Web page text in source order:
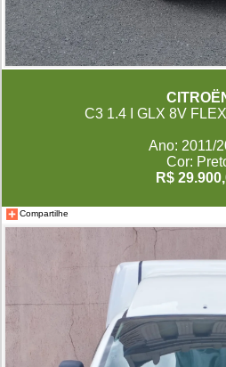
C3 1.4 I GLX 8V
Ano: 2011/
Cor:
R$
Compartilhe